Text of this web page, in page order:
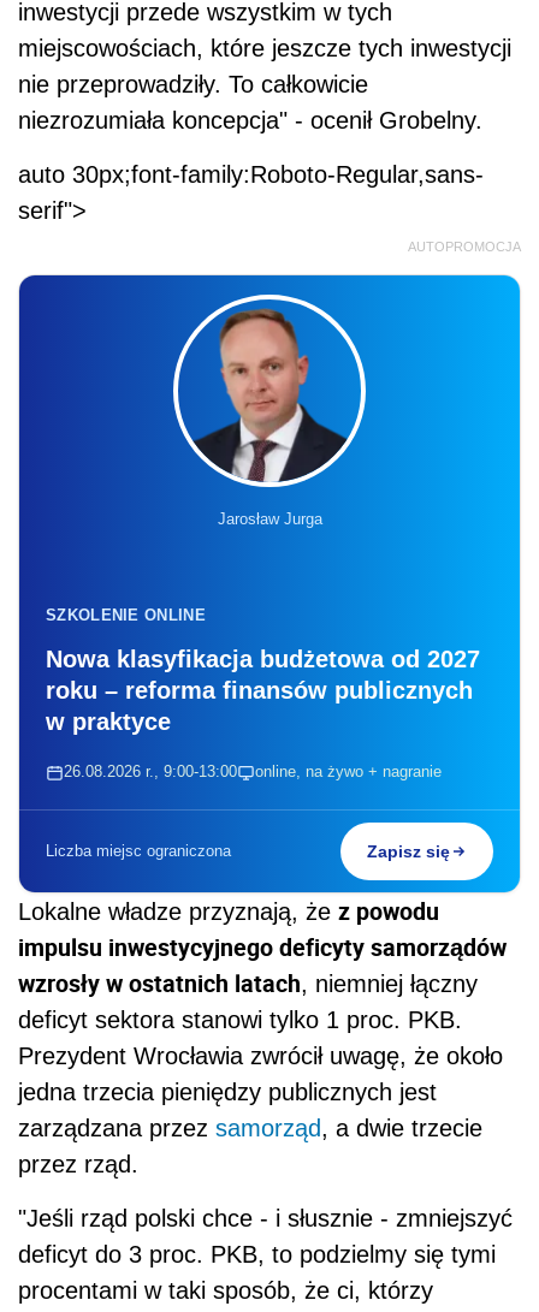
inwestycji przede wszystkim w tych
miejscowościach, które jeszcze tych inwestycji
nie przeprowadziły. To całkowicie
niezrozumiała koncepcja" - ocenił Grobelny.
auto 30px;font-family:Roboto-Regular,sans-
serif">
AUTOPROMOCJA
Jarosław Jurga
SZKOLENIE ONLINE
Nowa klasyfikacja budżetowa od 2027
roku – reforma finansów publicznych
w praktyce
26.08.2026 r., 9:00-13:00 online, na żywo + nagranie
Liczba miejsc ograniczona Zapisz się
Lokalne władze przyznają, że z powodu
impulsu inwestycyjnego deficyty samorządów
wzrosły w ostatnich latach, niemniej łączny
deficyt sektora stanowi tylko 1 proc. PKB.
Prezydent Wrocławia zwrócił uwagę, że około
jedna trzecia pieniędzy publicznych jest
zarządzana przez samorząd, a dwie trzecie
przez rząd.
"Jeśli rząd polski chce - i słusznie - zmniejszyć
deficyt do 3 proc. PKB, to podzielmy się tymi
procentami w taki sposób, że ci, którzy